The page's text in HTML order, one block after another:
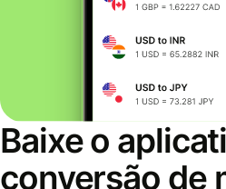
Baixe o
conversão de